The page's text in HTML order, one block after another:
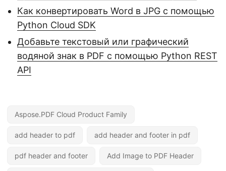
Как конвертировать Word в JPG с помощью
Python Cloud SDK
Добавьте текстовый или графический
водяной знак в PDF с помощью Python REST
API
Aspose.PDF Cloud Product Family
add header to pdf add header and footer in pdf
pdf header and footer Add Image to PDF Header